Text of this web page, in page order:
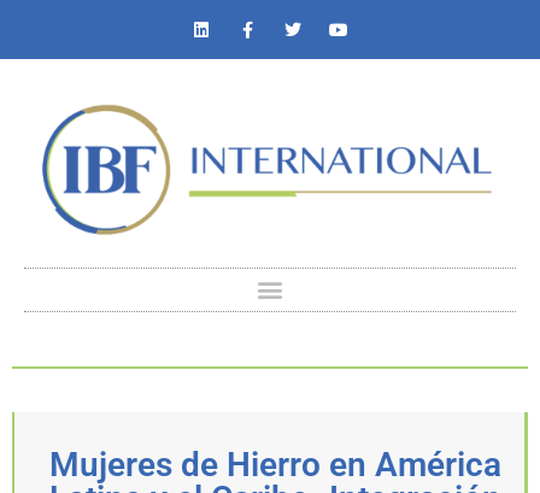
Mujeres de Hierro en América